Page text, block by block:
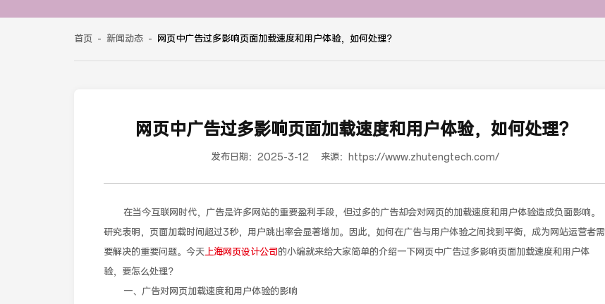
首页 - 新闻动态 - 网页中广告过多影响页面加载速度和用户体验，如何处理？
网页中广告过多影响页面加载速度和用户体验，如何处理？
发布日期： 2025-3-12 来源： https://www.zhutengtech.com/
在当今互联网时代，广告是许多网站的重要盈利手段，但过多的广告却会对网页的加载速度和用户体验造成负面影响。
研究表明，页面加载时间超过3秒，用户跳出率会显著增加。因此，如何在广告与用户体验之间找到平衡，成为网站运营者需
要解决的重要问题。今天上海网页设计公司的小编就来给大家简单的介绍一下网页中广告过多影响页面加载速度和用户体
验，要怎么处理？
一、广告对网页加载速度和用户体验的影响